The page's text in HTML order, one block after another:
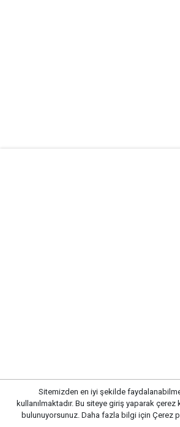
çalışmalarıyla birlikte sokağın
kavuşturulması planlanıyor.
Sitemizden en iyi şekilde
kullanılmaktadır. Bu siteye giriş yaparak çerez
bulunuyorsunuz. Daha fazla bilgi için Çerez